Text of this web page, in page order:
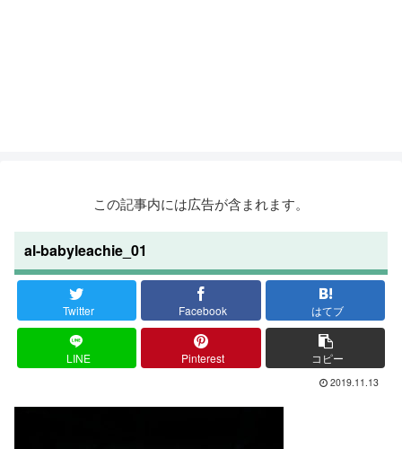
この記事内には広告が含まれます。
al-babyleachie_01
Twitter Facebook はてブ
LINE Pinterest コピー
2019.11.13